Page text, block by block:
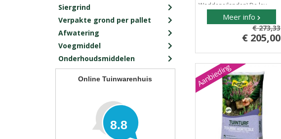
Siergrind
Verpakte grond per pallet
Afwatering
Voegmiddel
Onderhoudsmiddelen
Online Tuinwarenhuis
8.8
Waddeneilanden) De lev..
Meer info
€ 273,33
€ 205,00
Aanbieding